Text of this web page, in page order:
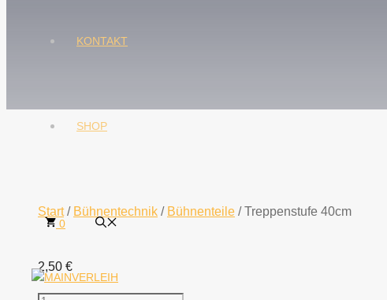
KONTAKT
SHOP
0
Start/ Bühnentechnik / Bühnenteile / Treppenstufe 40cm
2,50 €